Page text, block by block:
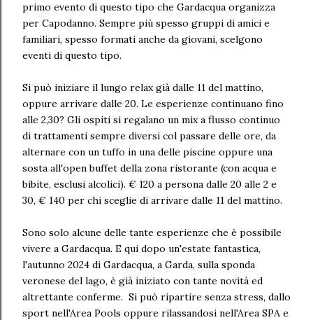
primo evento di questo tipo che Gardacqua organizza
per Capodanno. Sempre più spesso gruppi di amici e
familiari, spesso formati anche da giovani, scelgono
eventi di questo tipo.
Si può iniziare il lungo relax già dalle 11 del mattino,
oppure arrivare dalle 20. Le esperienze continuano fino
alle 2,30? Gli ospiti si regalano un mix a flusso continuo
di trattamenti sempre diversi col passare delle ore, da
alternare con un tuffo in una delle piscine oppure una
sosta all'open buffet della zona ristorante (con acqua e
bibite, esclusi alcolici). € 120 a persona dalle 20 alle 2 e
30, € 140 per chi sceglie di arrivare dalle 11 del mattino.
Sono solo alcune delle tante esperienze che è possibile
vivere a Gardacqua. E qui dopo un'estate fantastica,
l'autunno 2024 di Gardacqua, a Garda, sulla sponda
veronese del lago, è già iniziato con tante novità ed
altrettante conferme. Si può ripartire senza stress, dallo
sport nell'Area Pools oppure rilassandosi nell'Area SPA e